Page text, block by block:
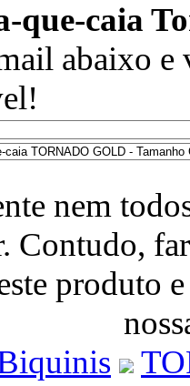
que-caia
abaixo
nem
Contudo,
produto